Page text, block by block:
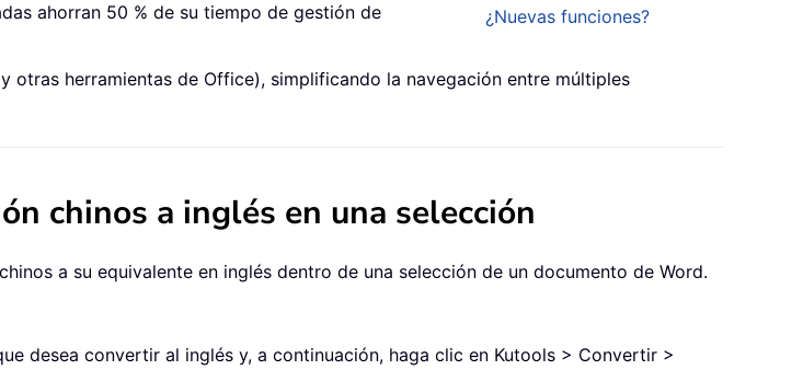
¿Nuevas funciones?
ahorran 50 % de su tiempo de gestión de
otras herramientas de Office), simplificando la navegación entre múltiples
chinos a inglés en una selección
a su equivalente en inglés dentro de una selección de un documento de Word.
desea convertir al inglés y, a continuación, haga clic en Kutools > Convertir >